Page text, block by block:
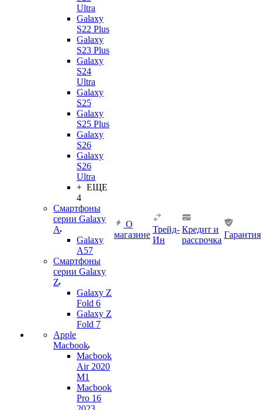
Ultra
Galaxy
S22 Plus
Galaxy
S23 Plus
Galaxy
S24
Ultra
Galaxy
S25
Galaxy
S25 Plus
Galaxy
S26
Galaxy
S26
Ultra
+ ЕЩЕ
4
Смартфоны
серии Galaxy
A
Galaxy
A57
Смартфоны
серии Galaxy
Z
Galaxy Z
Fold 6
Galaxy Z
Fold 7
Apple
Macbook
Macbook
Air 2020
M1
Macbook
Pro 16
О
магазине
Трейд-
Ин
Кредит и
рассрочка
Гарантия